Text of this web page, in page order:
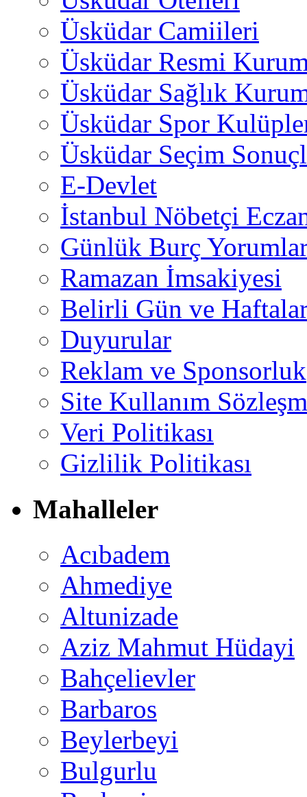
Üsküdar Camiileri
Üsküdar Resmi
Üsküdar Sağlık
Üsküdar Spor
Üsküdar Seçim
E-Devlet
İstanbul Nöbetçi
Günlük Burç
Ramazan İmsakiyesi
Belirli Gün ve
Duyurular
Reklam ve Sponsorluk
Site Kullanım
Veri Politikası
Gizlilik Politikası
Mahalleler
Acıbadem
Ahmediye
Altunizade
Aziz Mahmut Hüdayi
Bahçelievler
Barbaros
Beylerbeyi
Bulgurlu